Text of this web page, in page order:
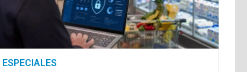
ESPECIALES